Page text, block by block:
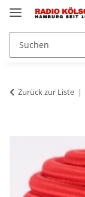
Zurück zur Liste